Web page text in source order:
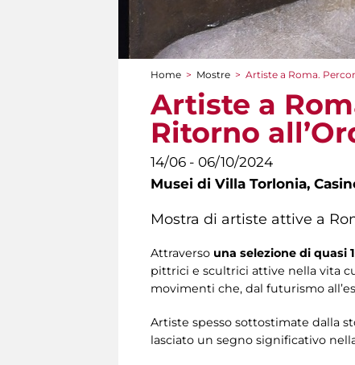
Tu sei qui
Home > Mostre > Artiste a Roma.
Artiste a
Ritorno
14/06 - 06/10/2024
Musei di Villa Torlonia,
Mostra di artiste attive a
Attraverso una selezione di quasi
pittrici e scultrici attive nella vita
movimenti che, dal futurismo
Artiste spesso sottostimate dalla
lasciato un segno significativo